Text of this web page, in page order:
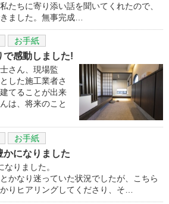
たちに寄り添い話を聞いてくれたので、
ました。無事完成…
お手紙
で感動しました!
さん、現場監
した施工業者さ
てることが出来
は、将来のこと
お手紙
かになりました
りました。
かなり迷っていた状況でしたが、こちら
りヒアリングしてくださり、そ…